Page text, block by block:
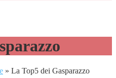
» La Top5 dei Gasparazzo